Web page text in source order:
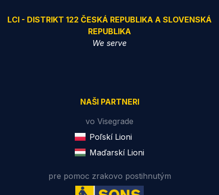
LCI - DISTRIKT 122 ČESKÁ REPUBLIKA A SLOVENSKÁ
REPUBLIKA
We serve
NAŠI PARTNERI
vo Visegrade
Poľskí Lioni
Maďarskí Lioni
pre pomoc zrakovo postihnutým